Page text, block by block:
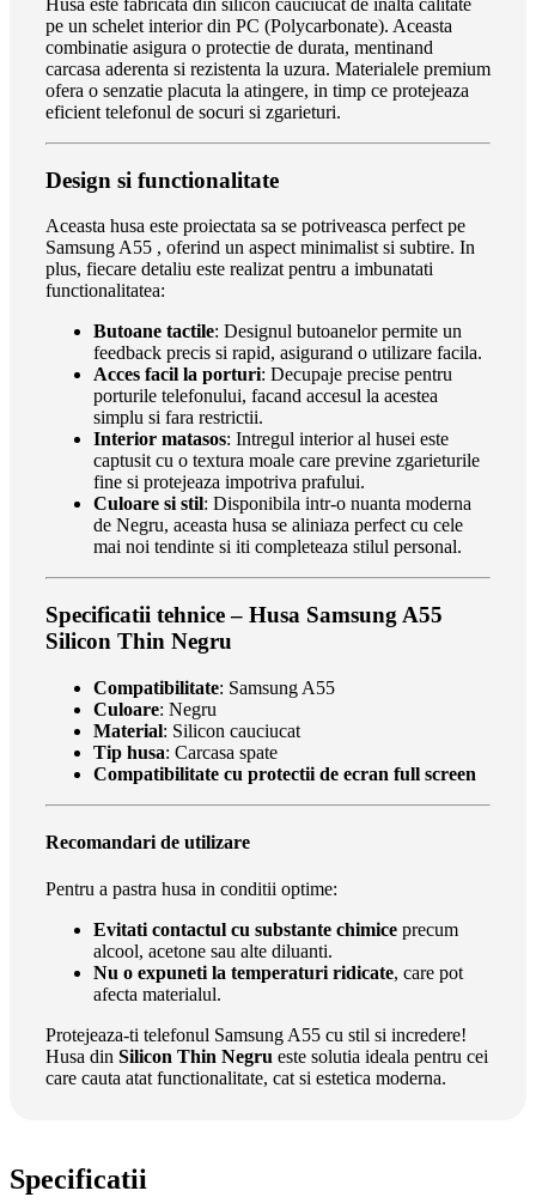
Husa este fabricata din silicon cauciucat de inalta calitate
pe un schelet interior din PC (Polycarbonate). Aceasta
combinatie asigura o protectie de durata, mentinand
carcasa aderenta si rezistenta la uzura. Materialele premium
ofera o senzatie placuta la atingere, in timp ce protejeaza
eficient telefonul de socuri si zgarieturi.
Design si functionalitate
Aceasta husa este proiectata sa se potriveasca perfect pe
Samsung A55 , oferind un aspect minimalist si subtire. In
plus, fiecare detaliu este realizat pentru a imbunatati
functionalitatea:
Butoane tactile: Designul butoanelor permite un
feedback precis si rapid, asigurand o utilizare facila.
Acces facil la porturi: Decupaje precise pentru
porturile telefonului, facand accesul la acestea
simplu si fara restrictii.
Interior matasos: Intregul interior al husei este
captusit cu o textura moale care previne zgarieturile
fine si protejeaza impotriva prafului.
Culoare si stil: Disponibila intr-o nuanta moderna
de Negru, aceasta husa se aliniaza perfect cu cele
mai noi tendinte si iti completeaza stilul personal.
Specificatii tehnice – Husa Samsung A55
Silicon Thin Negru
Compatibilitate: Samsung A55
Culoare: Negru
Material: Silicon cauciucat
Tip husa: Carcasa spate
Compatibilitate cu protectii de ecran full screen
Recomandari de utilizare
Pentru a pastra husa in conditii optime:
Evitati contactul cu substante chimice precum
alcool, acetone sau alte diluanti.
Nu o expuneti la temperaturi ridicate, care pot
afecta materialul.
Protejeaza-ti telefonul Samsung A55 cu stil si incredere!
Husa din Silicon Thin Negru este solutia ideala pentru cei
care cauta atat functionalitate, cat si estetica moderna.
Specificatii